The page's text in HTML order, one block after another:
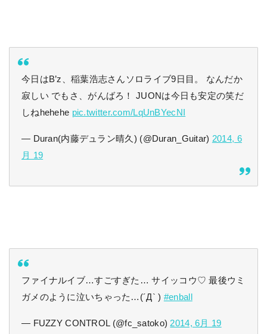
今日はB’z、稲葉浩志さんソロライブ9日目。 なんだか
寂しい でもさ、がんばろ！ JUONは今日も安定の笑だ
しねhehehe pic.twitter.com/LqUnBYecNI
— Duran(内藤デュラン晴久) (@Duran_Guitar) 2014, 6
月 19
ファイナルイブ…すごすぎた… サイッコウ♡ 最後ウミ
ガメのように泣いちゃった…(´Д` ) #enball
— FUZZY CONTROL (@fc_satoko) 2014, 6月 19